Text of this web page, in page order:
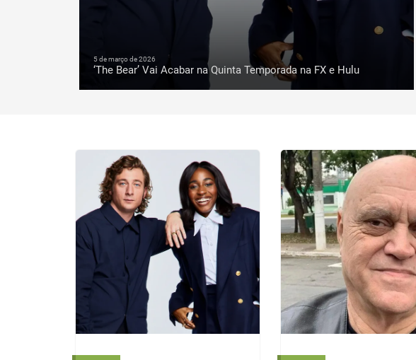
5 de março de 2026
‘The Bear’ Vai Acabar na Quinta Temporada na FX e Hulu